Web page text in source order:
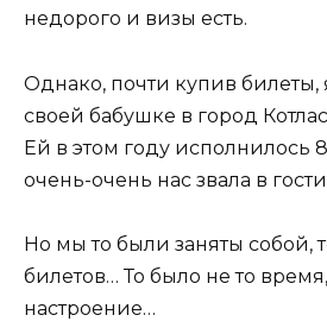
недорого и визы есть.
Однако, почти купив билеты,
своей бабушке в город
Ей в этом году исполнилось
очень-очень нас звала в
Но мы то были заняты собой,
билетов… То было не то
настроение…